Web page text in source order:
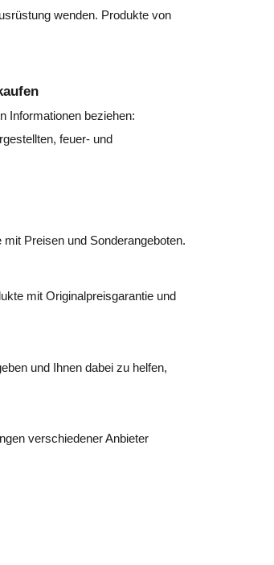
wenden. Produkte von
Informationen beziehen:
feuer- und
Preisen und Sonderangeboten.
mit Originalpreisgarantie und
und Ihnen dabei zu helfen,
verschiedener Anbieter